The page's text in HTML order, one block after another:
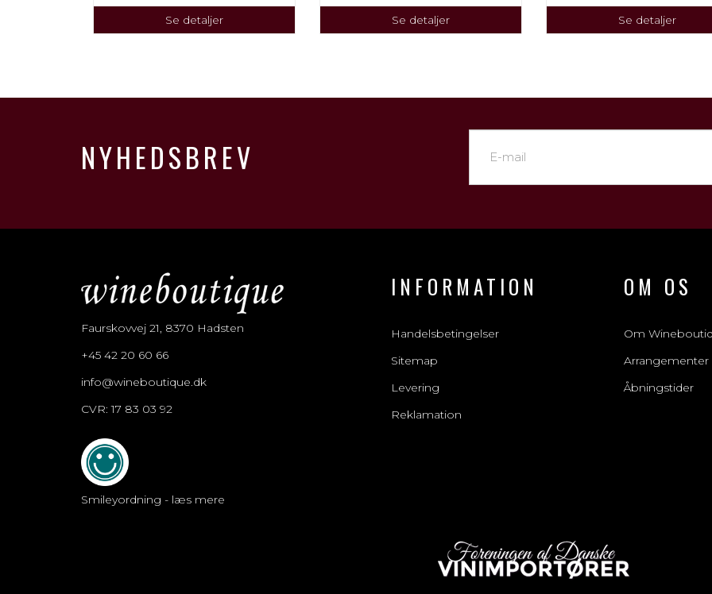
Se detaljer Se detaljer Se detaljer
NYHEDSBREV
Faurskovvej 21, 8370 Hadsten
+45 42 20 60 66
info@wineboutique.dk
CVR: 17 83 03 92
Smileyordning - læs mere
INFORMATION
Handelsbetingelser
Sitemap
Levering
Reklamation
OM OS
Om
Arrangementer
Åbningstider